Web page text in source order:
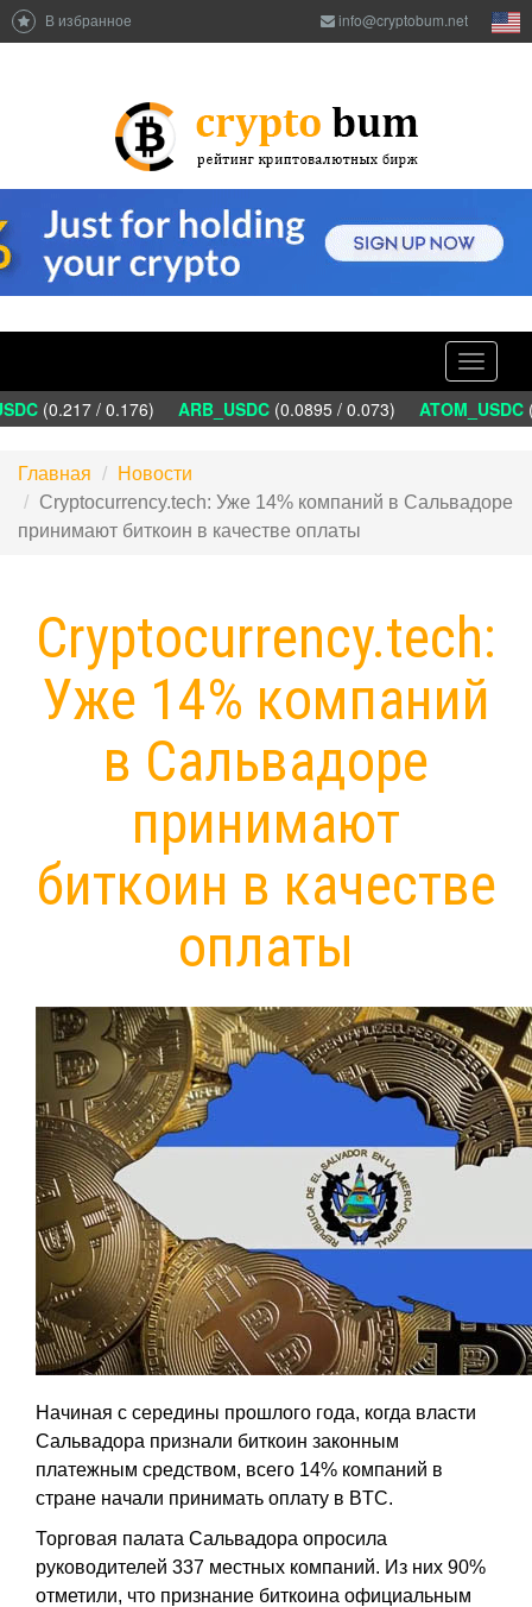
В избранное info@cryptobum.net
Toggle
(0.217 / 0.176) ARB_USDC(0.0895 / 0.073) ATOM_USDC
Главная
Новости
Сryptocurrency.tech: Уже 14% компаний в Сальвадоре
принимают биткоин в качестве оплаты
Сryptocurrency.tech:
Уже 14% компаний
в Сальвадоре
принимают
биткоин в качестве
оплаты
Начиная с середины прошлого года, когда власти
Сальвадора признали биткоин законным
платежным средством, всего 14% компаний в
стране начали принимать оплату в BTC.
Торговая палата Сальвадора опросила
руководителей 337 местных компаний. Из них 90%
отметили, что признание биткоина официальным